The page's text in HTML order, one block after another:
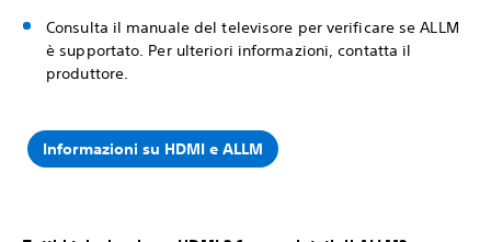
Consulta il manuale del televisore per verificare se ALLM
è supportato. Per ulteriori informazioni, contatta il
produttore.
Informazioni su HDMI e ALLM